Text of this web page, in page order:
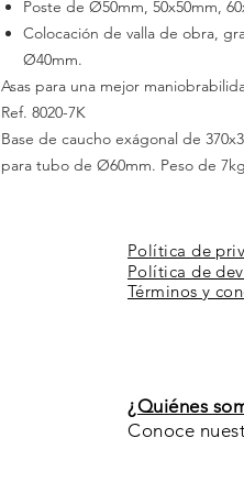
Poste de Ø50mm, 50x50mm,
Colocación de valla de obra,
Ø40mm.
Asas para una mejor
Ref. 8020-7K
Base de caucho exágonal de
para tubo de Ø60mm. Peso de
Política de
Política de
Términos y
¿Quiénes
Conoce